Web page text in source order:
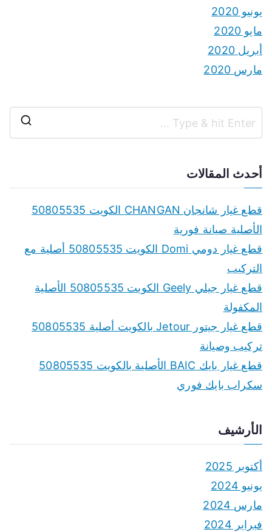
يونيو 2020
مايو 2020
أبريل 2020
مارس 2020
r
أحدث المقالات
قطع غيار شانجان CHANGAN الكويت 50805535
الأصلية صيانة فورية
قطع غيار دومي Domi الكويت 50805535 أصلية مع
التركيب
قطع غيار جيلي Geely الكويت 50805535 الأصلية
المكفولة
قطع غيار جيتور Jetour بالكويت أصلية 50805535
تركيب وصيانة
قطع غيار بايك BAIC الأصلية بالكويت 50805535
سكراب بايك فوري
الأرشيف
أكتوبر 2025
يونيو 2024
مارس 2024
فبراير 2024